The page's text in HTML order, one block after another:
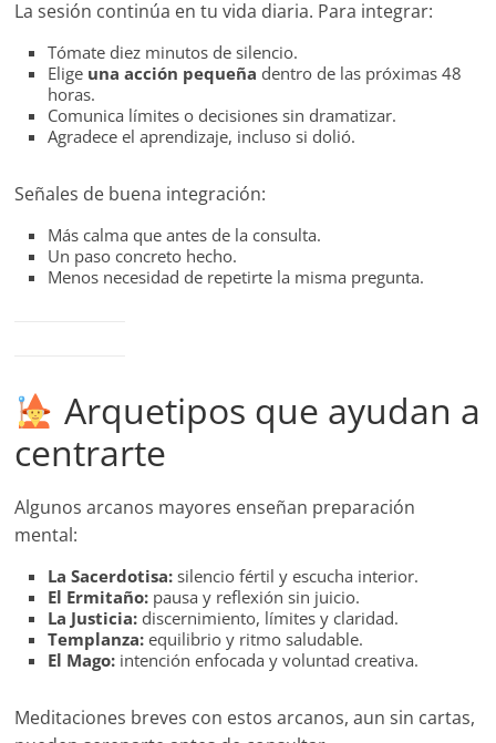
La sesión continúa en tu vida diaria. Para integrar:
Tómate diez minutos de silencio.
Elige una acción pequeña dentro de las próximas 48
horas.
Comunica límites o decisiones sin dramatizar.
Agradece el aprendizaje, incluso si dolió.
Señales de buena integración:
Más calma que antes de la consulta.
Un paso concreto hecho.
Menos necesidad de repetirte la misma pregunta.
Arquetipos que ayudan a
centrarte
Algunos arcanos mayores enseñan preparación
mental:
La Sacerdotisa: silencio fértil y escucha interior.
El Ermitaño: pausa y reflexión sin juicio.
La Justicia: discernimiento, límites y claridad.
Templanza: equilibrio y ritmo saludable.
El Mago: intención enfocada y voluntad creativa.
Meditaciones breves con estos arcanos, aun sin cartas,